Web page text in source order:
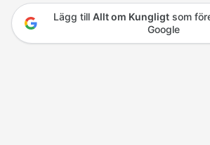
Lägg till Allt om Kungligtsom
Google